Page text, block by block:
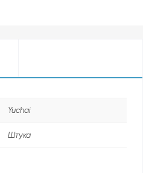
Yuchai
Штука